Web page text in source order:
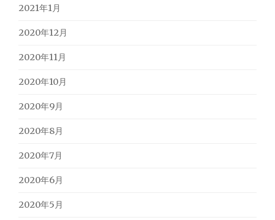
2021年1月
2020年12月
2020年11月
2020年10月
2020年9月
2020年8月
2020年7月
2020年6月
2020年5月